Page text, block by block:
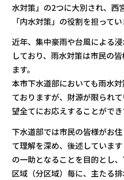
水対策」の2つに大別され、西
「内水対策」の役割を担ってい
近年、集中豪雨や台風による
しており、雨水対策は市民の
ます。
本市下水道部においても雨水
ておりますが、財源が限られ
望全てにお応えすることができ
下水道部では市民の皆様がお
て理解を深め、後述していま
の一助となることを目的とし
区域（分区域）毎に、主たる